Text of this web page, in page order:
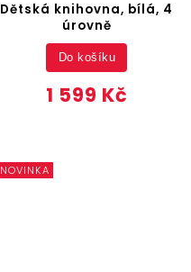
Dětská knihovna, bílá, 4
úrovně
1 599 Kč
Do košíku
NOVINKA